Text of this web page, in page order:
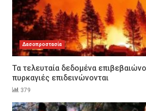
Δασοπροστασία
Τα τελευταία δεδομένα
πυρκαγιές επιδεινώνονται
379